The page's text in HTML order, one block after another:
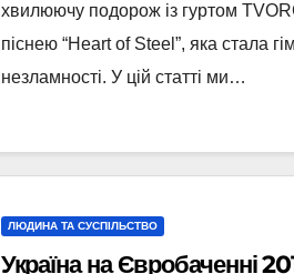
хвилюючу подорож із гуртом
піснею “Heart of Steel”, яка стала
незламності. У цій статті ми…
ЛЮДИНА ТА СУСПІЛЬСТВО
Україна на Євробаченні